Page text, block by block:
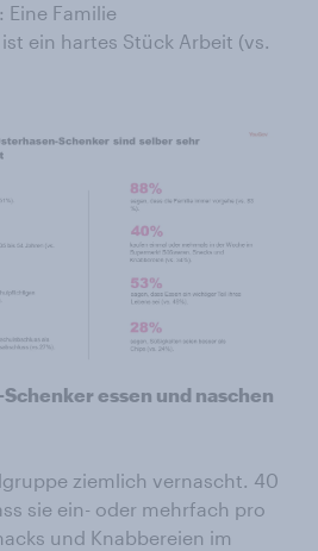
Eine Familie
ein hartes Stück Arbeit (vs.
essen und naschen
ziemlich vernascht. 40
sie ein- oder mehrfach pro
und Knabbereien im